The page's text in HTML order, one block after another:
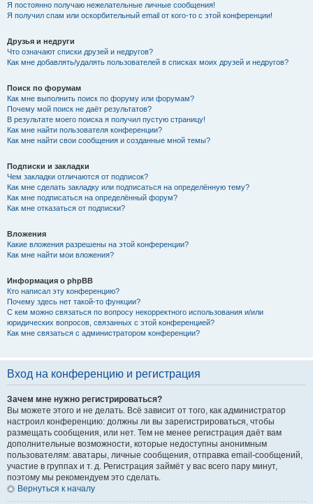
Я постоянно получаю нежелательные личные сообщения!
Я получил спам или оскорбительный email от кого-то с этой конференции!
Друзья и недруги
Что означают списки друзей и недругов?
Как мне добавлять/удалять пользователей в списках моих друзей и недругов?
Поиск по форумам
Как мне выполнить поиск по форуму или форумам?
Почему мой поиск не даёт результатов?
В результате моего поиска я получил пустую страницу!
Как мне найти пользователя конференции?
Как мне найти свои сообщения и созданные мной темы?
Подписки и закладки
Чем закладки отличаются от подписок?
Как мне сделать закладку или подписаться на определённую тему?
Как мне подписаться на определённый форум?
Как мне отказаться от подписки?
Вложения
Какие вложения разрешены на этой конференции?
Как мне найти мои вложения?
Информация о phpBB
Кто написал эту конференцию?
Почему здесь нет такой-то функции?
С кем можно связаться по вопросу некорректного использования и/или
юридических вопросов, связанных с этой конференцией?
Как мне связаться с администратором конференции?
Вход на конференцию и регистрация
Зачем мне нужно регистрироваться?
Вы можете этого и не делать. Всё зависит от того, как администратор
настроил конференцию: должны ли вы зарегистрироваться, чтобы
размещать сообщения, или нет. Тем не менее регистрация даёт вам
дополнительные возможности, которые недоступны анонимным
пользователям: аватары, личные сообщения, отправка email-сообщений,
участие в группах и т. д. Регистрация займёт у вас всего пару минут,
поэтому мы рекомендуем это сделать.
Вернуться к началу